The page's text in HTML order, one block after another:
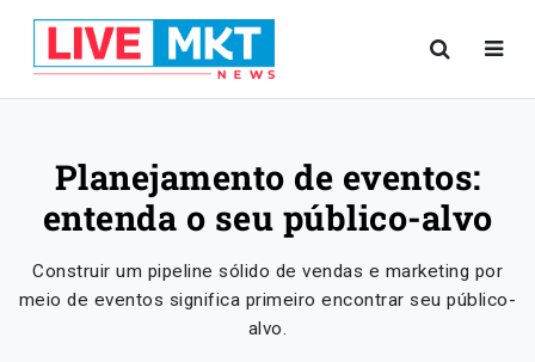
Planejamento de eventos:
entenda o seu público-alvo
Construir um pipeline sólido de vendas e marketing por
meio de eventos significa primeiro encontrar seu público-
alvo.